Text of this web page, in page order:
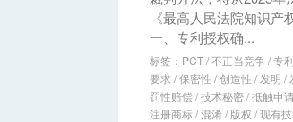
《最高人民法院知识产
一、专利授权确...
标签： PCT/不正当竞争/专利
要求 /保密性 /创造性 / 发明 /
罚性赔偿/技术秘密/抵触申
注册商标 /混淆/ 版权 /现有